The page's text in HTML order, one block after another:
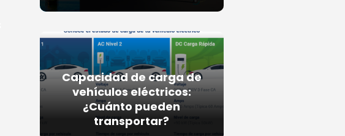
Capacidad de carga de
vehículos eléctricos:
¿Cuánto pueden
transportar?